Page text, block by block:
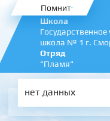
Помнит
Школа
школа № 1 г.
Отряд
"Пламя"
нет данных